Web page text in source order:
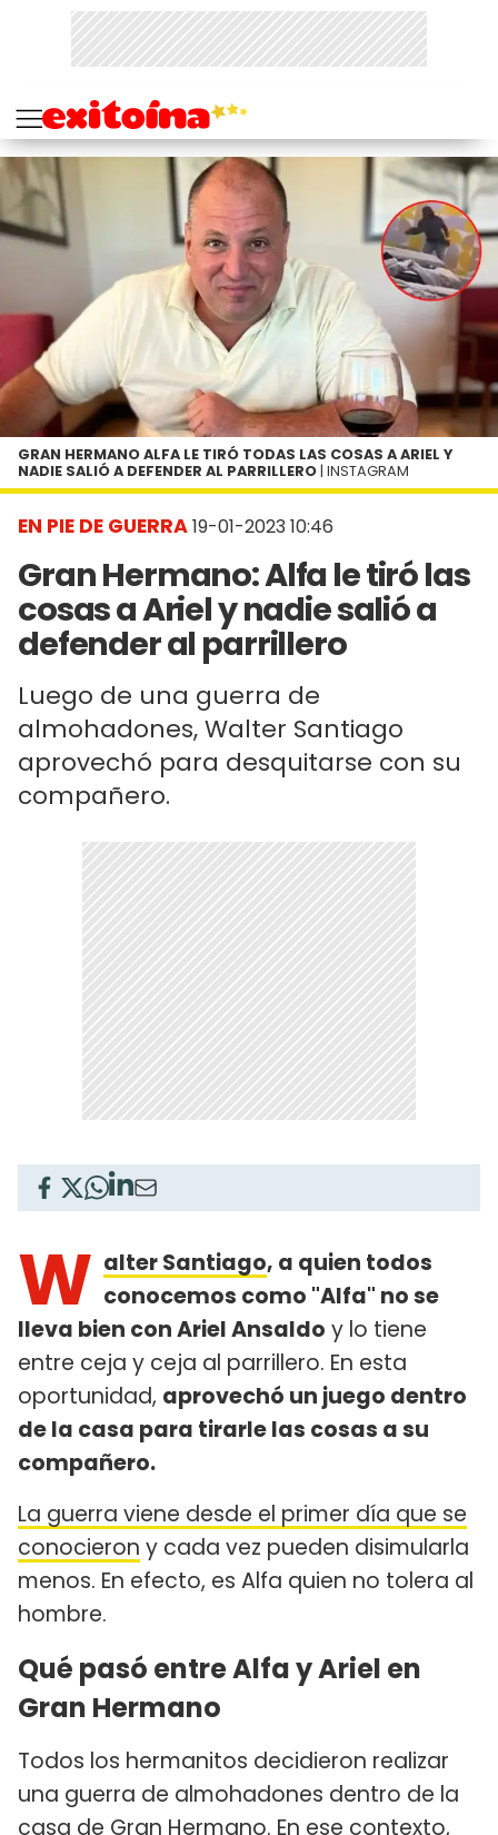
EN PIE DE GUERRA19-01-2023 10:46
Gran Hermano: Alfa le tiró las
cosas a Ariel y nadie salió a
defender al parrillero
Luego de una guerra de
almohadones, Walter Santiago
aprovechó para desquitarse con su
compañero.
GRAN HERMANO ALFA LE TIRÓ TODAS LAS COSAS A ARIEL Y
NADIE SALIÓ A DEFENDER AL PARRILLERO | INSTAGRAM
W alter Santiago, a quien todos
conocemos como "Alfa" no se
lleva bien con Ariel Ansaldo y lo tiene
entre ceja y ceja al parrillero. En esta
oportunidad, aprovechó un juego dentro
de la casa para tirarle las cosas a su
compañero.
La guerra viene desde el primer día que se
conocieron y cada vez pueden disimularla
menos. En efecto, es Alfa quien no tolera al
hombre.
Qué pasó entre Alfa y Ariel en
Gran Hermano
Todos los hermanitos decidieron realizar
una guerra de almohadones dentro de la
casa de Gran Hermano. En ese contexto,